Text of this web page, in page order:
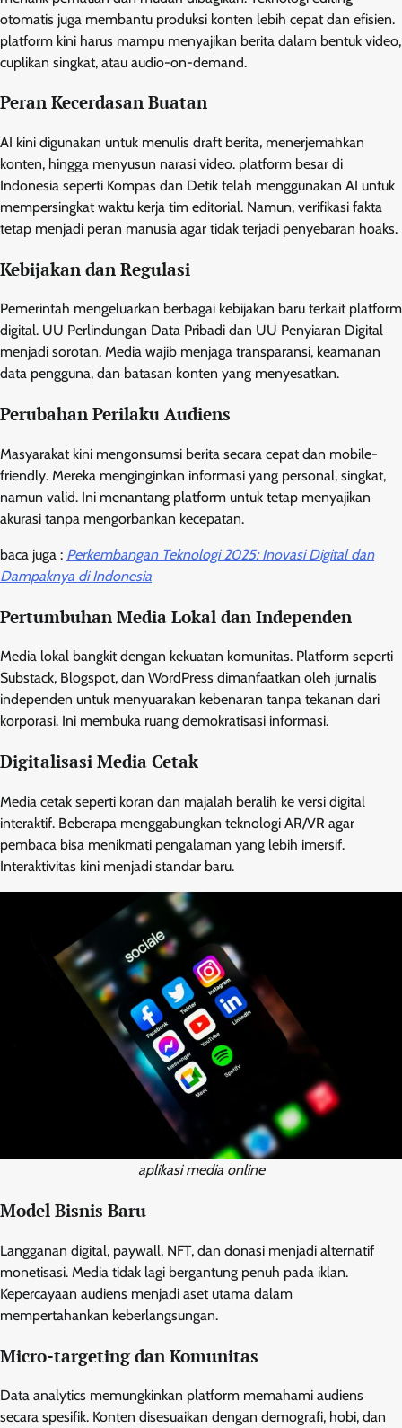
otomatis juga membantu produksi konten lebih cepat dan efisien.
platform kini harus mampu menyajikan berita dalam bentuk video,
cuplikan singkat, atau audio-on-demand.
Peran Kecerdasan Buatan
AI kini digunakan untuk menulis draft berita, menerjemahkan
konten, hingga menyusun narasi video. platform besar di
Indonesia seperti Kompas dan Detik telah menggunakan AI untuk
mempersingkat waktu kerja tim editorial. Namun, verifikasi fakta
tetap menjadi peran manusia agar tidak terjadi penyebaran hoaks.
Kebijakan dan Regulasi
Pemerintah mengeluarkan berbagai kebijakan baru terkait platform
digital. UU Perlindungan Data Pribadi dan UU Penyiaran Digital
menjadi sorotan. Media wajib menjaga transparansi, keamanan
data pengguna, dan batasan konten yang menyesatkan.
Perubahan Perilaku Audiens
Masyarakat kini mengonsumsi berita secara cepat dan mobile-
friendly. Mereka menginginkan informasi yang personal, singkat,
namun valid. Ini menantang platform untuk tetap menyajikan
akurasi tanpa mengorbankan kecepatan.
baca juga : Perkembangan Teknologi 2025: Inovasi Digital dan
Dampaknya di Indonesia
Pertumbuhan Media Lokal dan Independen
Media lokal bangkit dengan kekuatan komunitas. Platform seperti
Substack, Blogspot, dan WordPress dimanfaatkan oleh jurnalis
independen untuk menyuarakan kebenaran tanpa tekanan dari
korporasi. Ini membuka ruang demokratisasi informasi.
Digitalisasi Media Cetak
Media cetak seperti koran dan majalah beralih ke versi digital
interaktif. Beberapa menggabungkan teknologi AR/VR agar
pembaca bisa menikmati pengalaman yang lebih imersif.
Interaktivitas kini menjadi standar baru.
aplikasi media online
Model Bisnis Baru
Langganan digital, paywall, NFT, dan donasi menjadi alternatif
monetisasi. Media tidak lagi bergantung penuh pada iklan.
Kepercayaan audiens menjadi aset utama dalam
mempertahankan keberlangsungan.
Micro-targeting dan Komunitas
Data analytics memungkinkan platform memahami audiens
secara spesifik. Konten disesuaikan dengan demografi, hobi, dan